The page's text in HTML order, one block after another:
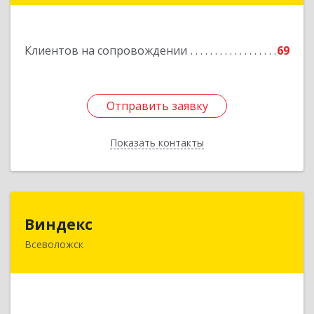
Клиентов на сопровождении 69
Отправить заявку
Показать контакты
Подробнее
Отправить заявку
Назад
Виндекс
Всеволожск
188643, Ленинградская обл, Всеволожский р-н,